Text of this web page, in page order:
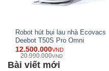
Chân bàn ghế
Khi robot tiếp cận khu vực
sẽ tự động điều chỉnh vị trí
hóa độ phủ. Kết quả là
Robot hút bụi lau nhà Ecovacs
Deebot T50S Pro Omni
12.500.000VND
20.990.000VND
Bài viết mới